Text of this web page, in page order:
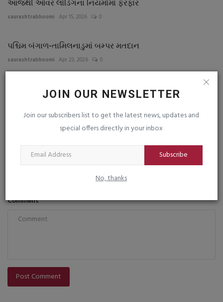
JOIN OUR NEWSLETTER
Join our subscribers list to get the latest news, updates and
special offers directly in your inbox
Subscribe
No, thanks
આજથી ઓવર લોડિંગના નિયમોમાં ફેરફાર
saurashtrabhoomi Apr 15, 2026 0
પશ્ચિમ બંગાળ-તામિલનાડુમાં બમ્પર મતદાન
saurashtrabhoomi Apr 23, 2026 0
COMMENTS FACEBOOK COMMENTS
Name
Comment
Post Comment